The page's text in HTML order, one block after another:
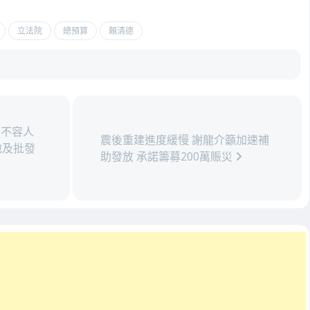
立法院 總預算 賴清德
容人
批發
震後重建進度緩慢 謝龍介籲加速補
助發放 承諾籌募200萬賑災